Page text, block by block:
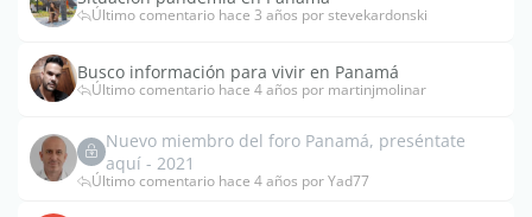
Último comentario hace 3 años por stevekardonski
Busco información para vivir en Panamá
Último comentario hace 4 años por martinjmolinar
Nuevo miembro del foro Panamá, preséntate
aquí - 2021
Último comentario hace 4 años por Yad77